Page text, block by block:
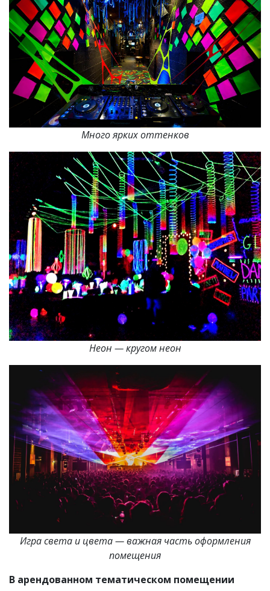
Много ярких оттенков
Неон — кругом неон
Игра света и цвета — важная часть оформления
помещения
В арендованном тематическом помещении